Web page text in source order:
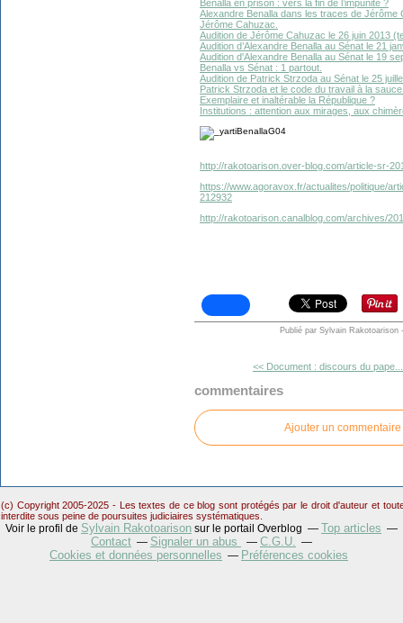
Benalla en prison : vers la fin de l’impunité ?
Alexandre Benalla dans les traces de Jérôme
Jérôme Cahuzac.
Audition de Jérôme Cahuzac le 26 juin 2013
Audition d’Alexandre Benalla au Sénat le 21
Audition d'Alexandre Benalla au Sénat le 19
Benalla vs Sénat : 1 partout.
Audition de Patrick Strzoda au Sénat le 25
Patrick Strzoda et le code du travail à la
Exemplaire et inaltérable la République ?
Institutions : attention aux mirages, aux
http://rakotoarison.over-blog.com/article-sr-
https://www.agoravox.fr/actualites/politique/
212932
http://rakotoarison.canalblog.com/archives/
Publié par Sylvain Rakotoarison -
<< Document : discours du pape...
commentaires
Ajouter un commentaire
(c) Copyright 2005-2025 - Les textes de ce blog sont protégés par le droit d'auteur et
interdite sous peine de poursuites judiciaires systématiques.
Voir le profil de Sylvain Rakotoarison sur le portail Overblog
Top articles
Contact
Signaler un abus
C.G.U.
Cookies et données personnelles
Préférences cookies